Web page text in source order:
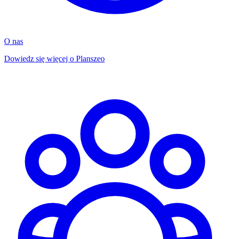
O nas
Dowiedz się więcej o Planszeo